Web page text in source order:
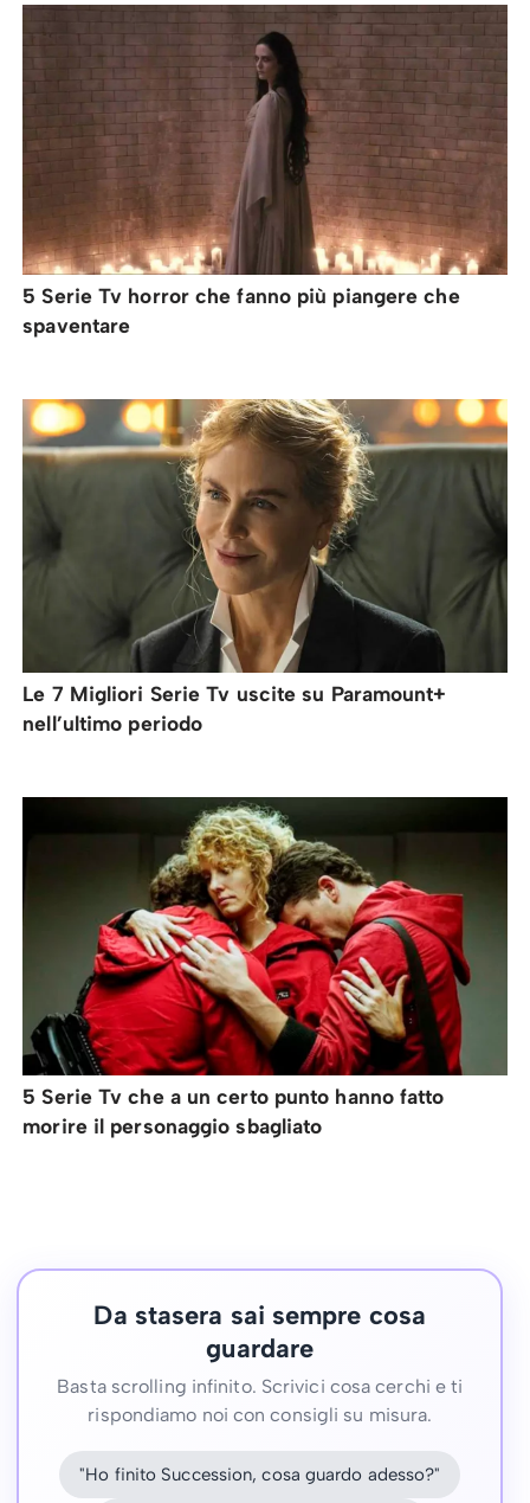
5 Serie Tv horror che fanno più piangere che
spaventare
Le 7 Migliori Serie Tv uscite su Paramount+
nell’ultimo periodo
5 Serie Tv che a un certo punto hanno fatto
morire il personaggio sbagliato
Da stasera sai sempre cosa
guardare
Basta scrolling infinito. Scrivici cosa cerchi e ti
rispondiamo noi con consigli su misura.
"Ho finito Succession, cosa guardo adesso?"